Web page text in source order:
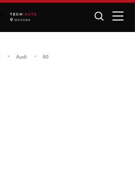
TECH /AUTO
МОСКВА
Audi 90